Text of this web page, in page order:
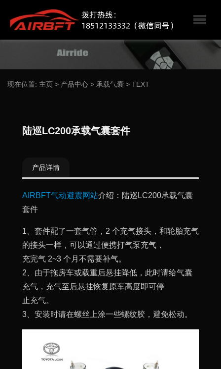
现在位置: 主页 > 产品中心 > 承载气囊 > TEXT
陆巡LC200承载气囊套件
产品详情
AIRBFT气动避震网站介绍：陆巡LC200承载气囊
套件
1、套件配了一套气管，2 个充气接头，和轮胎充气
的接头一样，可以通过便携打气泵充气，
充完气 2~3 个月不需要补气。
2、由于拖房车或载重后悬挂降低，此时请给气囊
充气，充气至后悬挂恢复原车高度即可停
止充气。
3、安装时请在螺丝上涂一些螺纹胶，避免松动。